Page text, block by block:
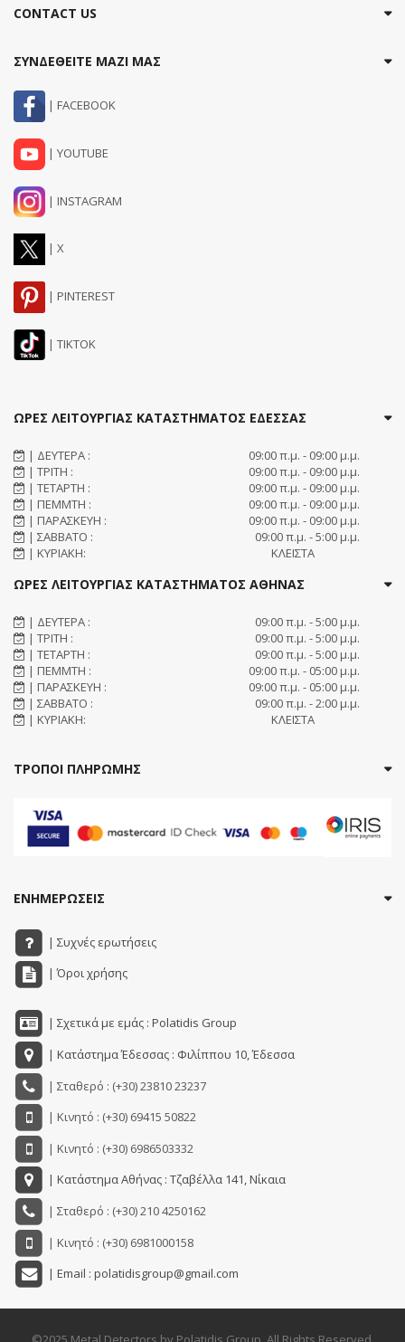
CONTACT US
ΣΥΝΔΕΘΕΙΤΕ ΜΑΖΙ ΜΑΣ
| FACEBOOK
| YOUTUBE
| INSTAGRAM
| X
| PINTEREST
| TIKTOK
ΩΡΕΣ ΛΕΙΤΟΥΡΓΙΑΣ ΚΑΤΑΣΤΗΜΑΤΟΣ ΕΔΕΣΣΑΣ
| ΔΕΥΤΕΡΑ :
09:00 π.μ. - 09:00 μ.μ.
| ΤΡΙΤΗ :
09:00 π.μ. - 09:00 μ.μ.
| ΤΕΤΑΡΤΗ :
09:00 π.μ. - 09:00 μ.μ.
| ΠΕΜΜΤΗ :
09:00 π.μ. - 09:00 μ.μ.
| ΠΑΡΑΣΚΕΥΗ :
09:00 π.μ. - 09:00 μ.μ.
| ΣΑΒΒΑΤΟ :
09:00 π.μ. - 5:00 μ.μ.
| ΚΥΡΙΑΚΗ:
ΚΛΕΙΣΤΑ
ΩΡΕΣ ΛΕΙΤΟΥΡΓΙΑΣ ΚΑΤΑΣΤΗΜΑΤΟΣ ΑΘΗΝΑΣ
| ΔΕΥΤΕΡΑ :
09:00 π.μ. - 5:00 μ.μ.
| ΤΡΙΤΗ :
09:00 π.μ. - 5:00 μ.μ.
| ΤΕΤΑΡΤΗ :
09:00 π.μ. - 5:00 μ.μ.
| ΠΕΜΜΤΗ :
09:00 π.μ. - 05:00 μ.μ.
| ΠΑΡΑΣΚΕΥΗ :
09:00 π.μ. - 05:00 μ.μ.
| ΣΑΒΒΑΤΟ :
09:00 π.μ. - 2:00 μ.μ.
| ΚΥΡΙΑΚΗ:
ΚΛΕΙΣΤΑ
ΤΡΟΠΟΙ ΠΛΗΡΩΜΗΣ
ΕΝΗΜΕΡΩΣΕΙΣ
| Συχνές ερωτήσεις
| Όροι χρήσης
| Σχετικά με εμάς : Polatidis Group
| Κατάστημα Έδεσσας : Φιλίππου 10, Έδεσσα
| Σταθερό : (+30) 23810 23237
| Κινητό : (+30) 69415 50822
| Κινητό : (+30) 6986503332
| Κατάστημα Αθήνας : Τζαβέλλα 141, Νίκαια
| Σταθερό : (+30) 210 4250162
| Κινητό : (+30) 6981000158
| Email : polatidisgroup@gmail.com